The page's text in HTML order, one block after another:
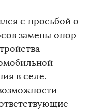
с просьбой о
замены опор
в селе.